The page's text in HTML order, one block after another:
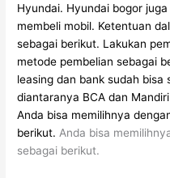
Hyundai. Hyundai bogor
membeli mobil. Ketentuan
sebagai berikut. Lakukan
metode pembelian sebagai
leasing dan bank sudah
diantaranya BCA dan
Anda bisa memilihnya
berikut. Anda bisa
sebagai berikut.